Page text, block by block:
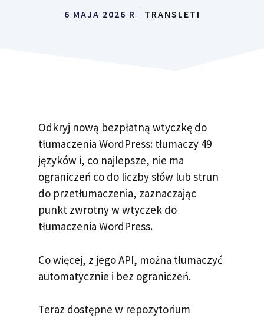
6 MAJA 2026 R TRANSLETI
Odkryj nową bezpłatną wtyczkę do
tłumaczenia WordPress: tłumaczy 49
języków i, co najlepsze, nie ma
ograniczeń co do liczby słów lub strun
do przetłumaczenia, zaznaczając
punkt zwrotny w wtyczek do
tłumaczenia WordPress.
Co więcej, z jego API, można tłumaczyć
automatycznie i bez ograniczeń.
Teraz dostępne w repozytorium